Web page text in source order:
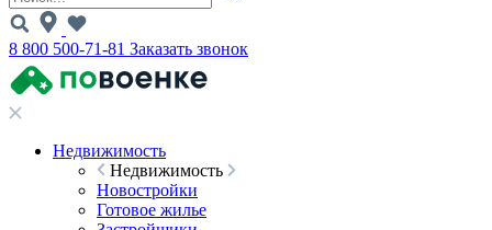
8 800 500-71-81 Заказать звонок
Недвижимость
Недвижимость
Новостройки
Готовое жилье